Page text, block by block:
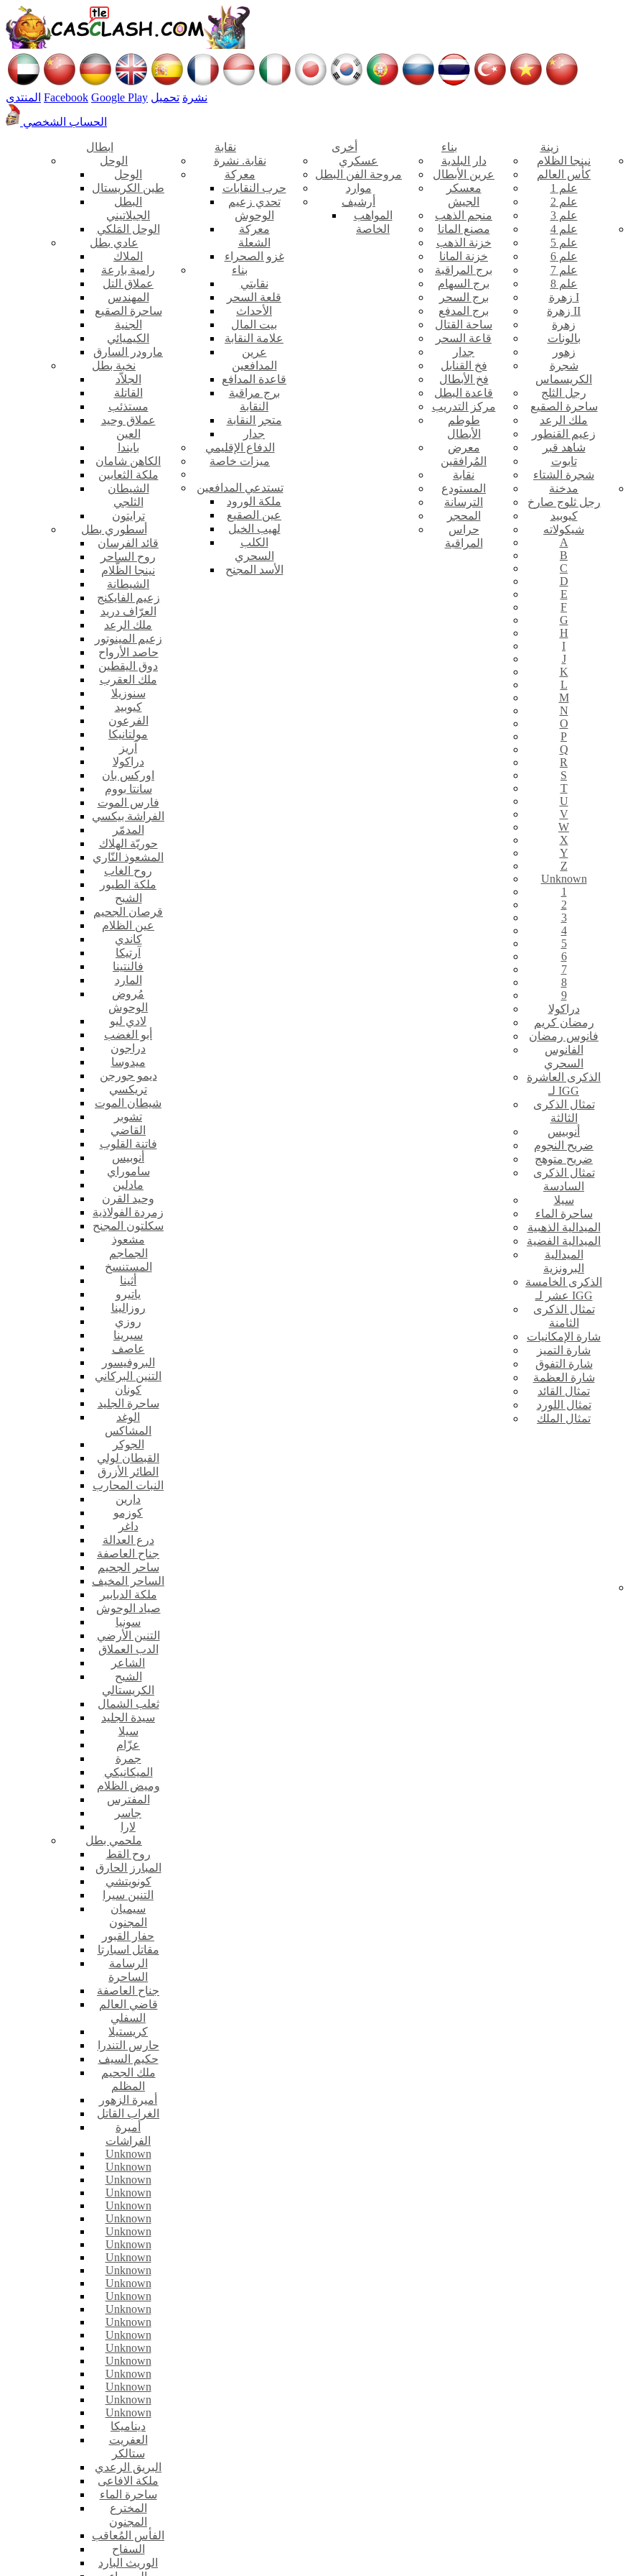
المنتدى Facebook Google Play نشرة تحميل
الحساب الشخصي
ابطال
الوحل
الوحل
طين الكريستال
البطل
الجيلاتيني
الوحل المَلكي
عادي بطل
الملاك
رامية بارعة
عملاق التل
المهندس
ساحرة الصقيع
الجنية
الكيميائي
مارودر السارق
نخبة بطل
الجلاّد
القاتلة
مستذئب
عملاق وحيد
العين
بايندا
الكاهن شامان
ملكة الثعابين
الشيطان
الثلجي
ترايتون
أسطوري بطل
قائد الفرسان
روح الساحر
نينجا الظّلام
الشيطانة
زعيم الفايكنج
العرّاف دريد
ملك الرعد
زعيم المينوتور
حاصد الأرواح
دوق اليقطين
ملك العقرب
سنوزيلا
كيوبيد
الفرعون
مولتانيكا
آريز
دراكولا
اوركس بان
سانتا بووم
فارس الموت
الفراشة بيكسي
المدمّر
حوريّة الهلاك
المشعوذ النّاري
روح الغاب
ملكة الطيور
الشبح
قرصان الجحيم
عين الظلام
كاندي
آرتيكا
فالنتينا
المارد
مُروض
الوحوش
لادي ليو
أبو الغضب
دراجون
ميدوسا
ديمو جورجن
تريكسي
شيطان الموت
تشوبر
القاضي
فاتنة القلوب
أنوبيس
ساموراي
مادلين
وحيد القرن
زمردة الفولاذية
سكلتون المجنح
مشعوذ
الجماجم
المستنسخ
أثينا
ياتيرو
روزالينا
روزي
سيرينا
عاصف
البروفيسور
التنين البركاني
كونان
ساحرة الجليد
الوغد
المشاكس
الجوكر
القبطان لولي
الطائر الأزرق
النبات المحارب
دارين
كوزمو
داغر
درع العدالة
جناح العاصفة
ساحر الجحيم
الساحر المخيف
ملكة الدبابير
صياد الوحوش
سونيا
التنين الأرضي
الدب العملاق
الشاعر
الشبح
الكريستالي
ثعلب الشمال
سيدة الجليد
سيلا
عزّام
جمرة
الميكانيكي
وميض الظلام
المفترس
جاسر
لارا
ملحمي بطل
روح القط
المبارز الحارق
كونويتشي
التنين سيرا
سيميان
المجنون
حفار القبور
مقاتل اسبارتا
الرسامة
الساحرة
جناح العاصفة
قاضي العالم
السفلي
كريستيلا
حارس التندرا
حكيم السيف
ملك الجحيم
المظلم
أميرة الزهور
الغراب القاتل
أميرة
الفراشات
Unknown
Unknown
Unknown
Unknown
Unknown
Unknown
Unknown
Unknown
Unknown
Unknown
Unknown
Unknown
Unknown
Unknown
Unknown
Unknown
Unknown
Unknown
Unknown
Unknown
Unknown
ديناميكا
العفريت
ستالكر
البريق الرعدي
ملكة الافاعى
ساحرة الماء
المخترع
المجنون
الفأس المُعاقب
السفاح
الوريث البارد
نقابة
نقابة. نشرة
معركة
حرب النقابات
تحدي زعيم
الوحوش
معركة
الشعلة
غزو الصحراء
بناء
نقابتي
قلعة السحر
الأحداث
بيت المال
علامة النقابة
عرين
المدافعين
قاعدة المدافع
برج مراقبة
النقابة
متجر النقابة
جدار
الدفاع الإقليمي
ميزات خاصة
تستدعي المدافعين
ملكة الورود
عين الصقيع
لهيب الخيل
الكلب
السحري
الأسد المجنح
أخرى
عسكري
مروحة الفن البطل
موارد
أرشيف
المواهب
الخاصة
بناء
دار البلدية
عرين الأبطال
معسكر
الجيش
منجم الذهب
مصنع المانا
خزنة الذهب
خزنة المانا
برج المراقبة
برج السهام
برج السحر
برج المدفع
ساحة القتال
قاعة السحر
جدار
فخ القنابل
فخ الأبطال
قاعدة البطل
مركز التدريب
طوطم
الأبطال
معرض
المُرافقين
نقابة
المستودع
الترسانة
المحجر
حراس
المراقبة
زينة
نينجا الظلام
كأس العالم
علم 1
علم 2
علم 3
علم 4
علم 5
علم 6
علم 7
علم 8
زهرة I
زهرة II
زهرة
بالونات
زهور
شجرة
الكريسماس
رجل الثلج
ساحرة الصقيع
ملك الرعد
زعيم القنطور
شاهد قبر
تابوت
شجرة الشتاء
مدخنة
رجل ثلوج صارخ
كيوبيد
شيكولاته
A
B
C
D
E
F
G
H
I
J
K
L
M
N
O
P
Q
R
S
T
U
V
W
X
Y
Z
Unknown
1
2
3
4
5
6
7
8
9
دراكولا
رمضان كريم
فانوس رمضان
الفانوس
السحري
الذكرى العاشرة
لـ IGG
تمثال الذكرى
الثالثة
أنوبيس
ضريح النجوم
ضريح متوهج
تمثال الذكرى
السادسة
سيلا
ساحرة الماء
الميدالية الذهبية
الميدالية الفضية
الميدالية
البرونزية
الذكرى الخامسة
عشر لـ IGG
تمثال الذكرى
الثامنة
شارة الإمكانيات
شارة التميز
شارة التفوق
شارة العظمة
تمثال القائد
تمثال اللورد
تمثال الملك